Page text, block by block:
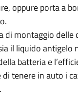
oppure porta a
di montaggio delle
il liquido antigelo
batteria e
tenere in auto i